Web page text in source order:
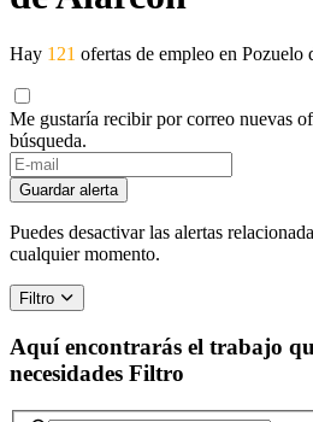
Hay 121 ofertas de empleo en Pozuelo
Me gustaría recibir por correo nuevas
búsqueda.
Guardar alerta
Puedes desactivar las alertas
cualquier momento.
Filtro
Aquí encontrarás el trabajo
necesidades Filtro